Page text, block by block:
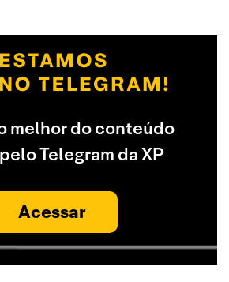
melhor do conteúdo
Telegram da XP
Acessar